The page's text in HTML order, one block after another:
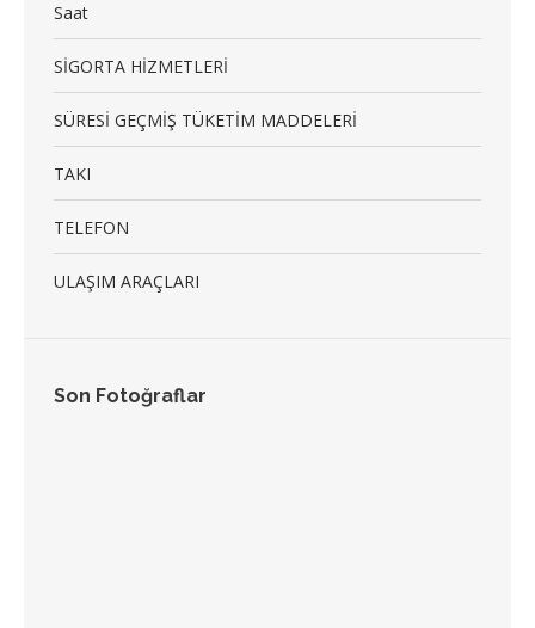
Saat
SİGORTA HİZMETLERİ
SÜRESİ GEÇMİŞ TÜKETİM MADDELERİ
TAKI
TELEFON
ULAŞIM ARAÇLARI
Son Fotoğraflar